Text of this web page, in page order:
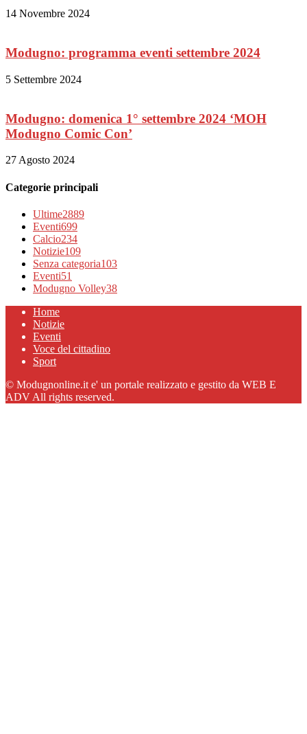
14 Novembre 2024
Modugno: programma eventi settembre 2024
5 Settembre 2024
Modugno: domenica 1° settembre 2024 ‘MOH
Modugno Comic Con’
27 Agosto 2024
Categorie principali
Ultime2889
Eventi699
Calcio234
Notizie109
Senza categoria103
Eventi51
Modugno Volley38
Home
Notizie
Eventi
Voce del cittadino
Sport
© Modugnonline.it e' un portale realizzato e gestito da WEB E
ADV All rights reserved.